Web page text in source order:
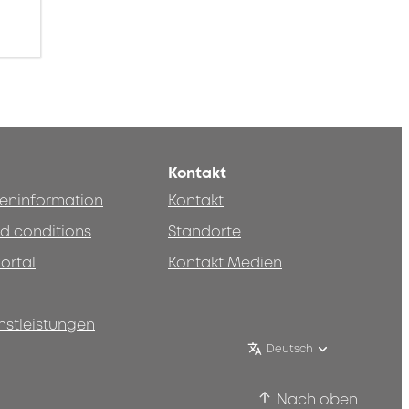
conditions
Kontakt
Kontakt
Standorte
Kontakt Medien
Deutsch
Nach oben